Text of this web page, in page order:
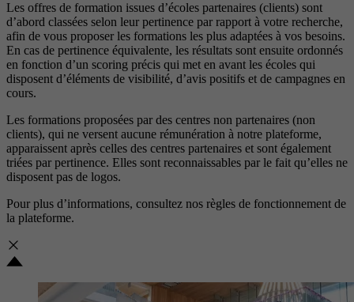
Les offres de formation issues d’écoles partenaires (clients) sont
d’abord classées selon leur pertinence par rapport à votre recherche,
afin de vous proposer les formations les plus adaptées à vos besoins.
En cas de pertinence équivalente, les résultats sont ensuite ordonnés
en fonction d’un scoring précis qui met en avant les écoles qui
disposent d’éléments de visibilité, d’avis positifs et de campagnes en
cours.
Les formations proposées par des centres non partenaires (non
clients), qui ne versent aucune rémunération à notre plateforme,
apparaissent après celles des centres partenaires et sont également
triées par pertinence. Elles sont reconnaissables par le fait qu’elles ne
disposent pas de logos.
Pour plus d’informations, consultez nos règles de fonctionnement de
la plateforme.